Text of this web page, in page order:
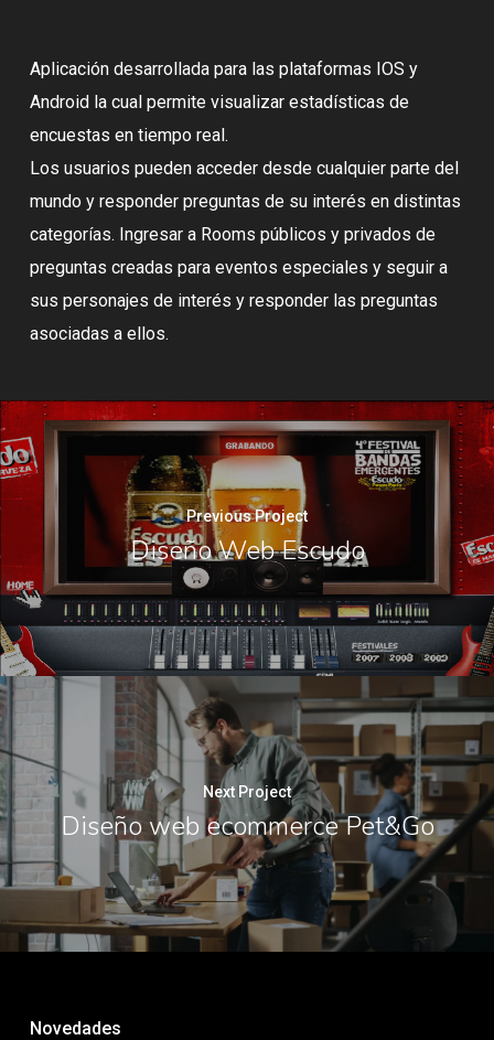
Aplicación desarrollada para las plataformas IOS y
Android la cual permite visualizar estadísticas de
encuestas en tiempo real.
Los usuarios pueden acceder desde cualquier parte del
mundo y responder preguntas de su interés en distintas
categorías. Ingresar a Rooms públicos y privados de
preguntas creadas para eventos especiales y seguir a
sus personajes de interés y responder las preguntas
asociadas a ellos.
Previous Project
Diseño Web Escudo
Next Project
Diseño web ecommerce Pet&Go
Novedades